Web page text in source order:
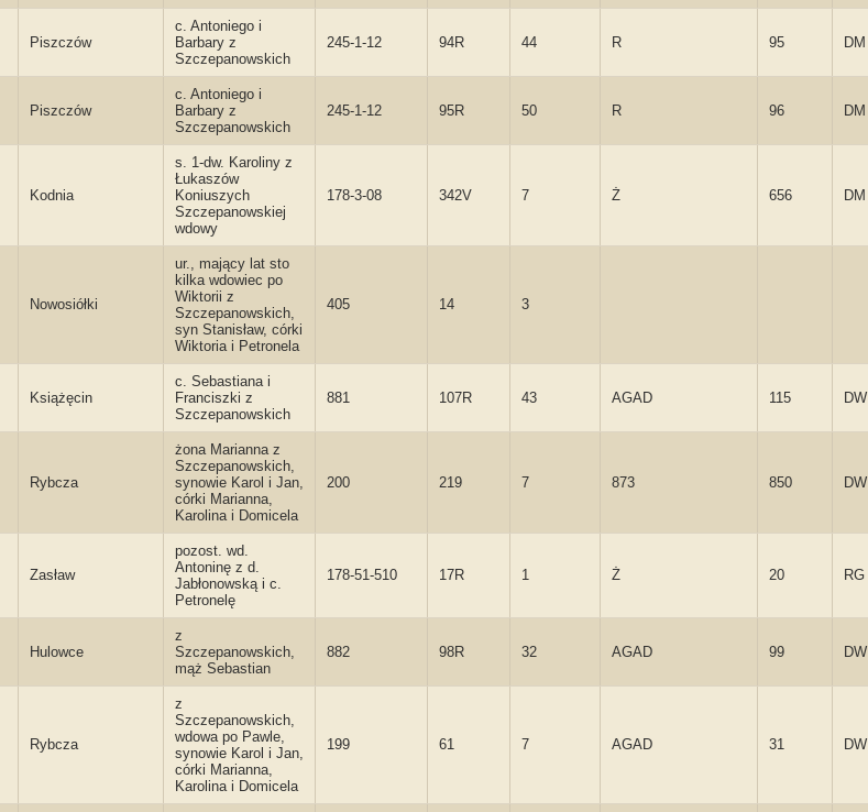
Piszczów
c. Antoniego i
Barbary z
Szczepanowskich
245-1-12 94R 44 R 95 DM
Piszczów
c. Antoniego i
Barbary z
Szczepanowskich
245-1-12 95R 50 R 96 DM
Kodnia
s. 1-dw. Karoliny z
Łukaszów
Koniuszych
Szczepanowskiej
wdowy
178-3-08 342V 7 Ż 656 DM
Nowosiółki
ur., mający lat sto
kilka wdowiec po
Wiktorii z
Szczepanowskich,
syn Stanisław, córki
Wiktoria i Petronela
405 14 3
Książęcin
c. Sebastiana i
Franciszki z
Szczepanowskich
881 107R 43 AGAD 115 DW
Rybcza
żona Marianna z
Szczepanowskich,
synowie Karol i Jan,
córki Marianna,
Karolina i Domicela
200 219 7 873 850 DW
Zasław
pozost. wd.
Antoninę z d.
Jabłonowską i c.
Petronelę
178-51-510 17R 1 Ż 20 RG
Hulowce
z
Szczepanowskich,
mąż Sebastian
882 98R 32 AGAD 99 DW
Rybcza
z
Szczepanowskich,
wdowa po Pawle,
synowie Karol i Jan,
córki Marianna,
Karolina i Domicela
199 61 7 AGAD 31 DW